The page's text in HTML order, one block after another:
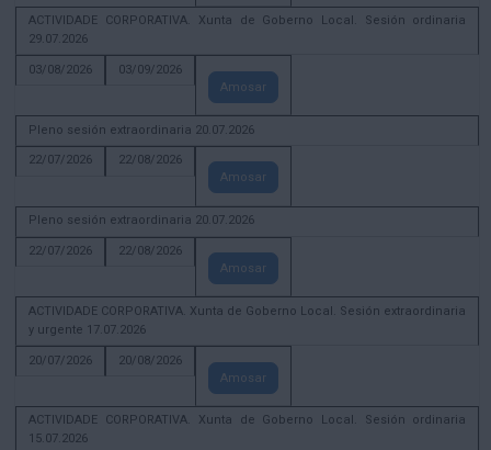
ACTIVIDADE CORPORATIVA. Xunta de Goberno Local. Sesión ordinaria
29.07.2026
03/08/2026
03/09/2026
Amosar
Pleno sesión extraordinaria 20.07.2026
22/07/2026
22/08/2026
Amosar
Pleno sesión extraordinaria 20.07.2026
22/07/2026
22/08/2026
Amosar
ACTIVIDADE CORPORATIVA. Xunta de Goberno Local. Sesión extraordinaria
y urgente 17.07.2026
20/07/2026
20/08/2026
Amosar
ACTIVIDADE CORPORATIVA. Xunta de Goberno Local. Sesión ordinaria
15.07.2026